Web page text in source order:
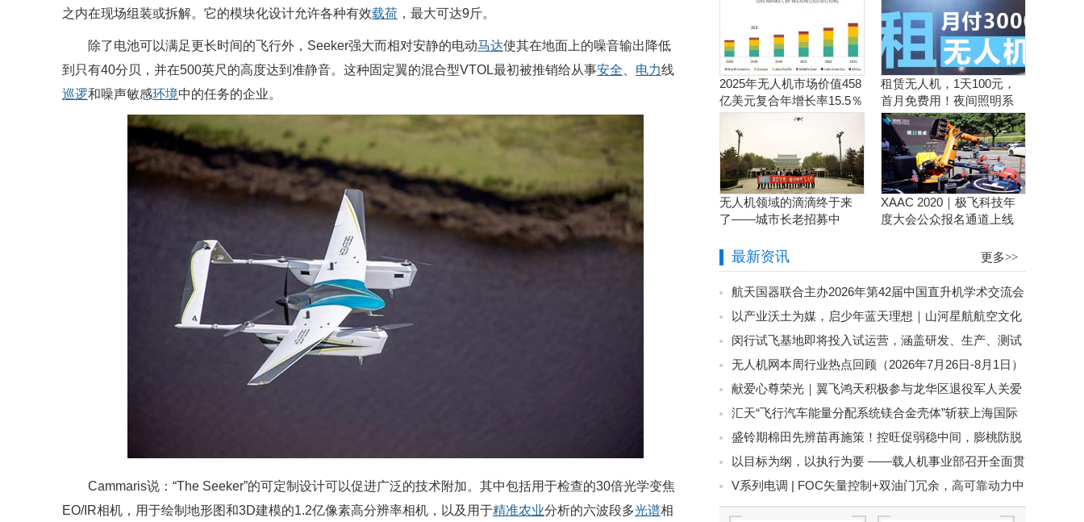
之内在现场组装或拆解。它的模块化设计允许各种有效载荷 ，最大可达9斤。
除了电池可以满足更长时间的飞行外，Seeker强大而相对安静的电动马达使其在地面上的噪音输出降低
到只有40分贝，并在500英尺的高度达到准静音。这种固定翼的混合型VTOL最初被推销给从事安全 电力线
巡逻和噪声敏感环境中的任务的企业。
Cammaris说：“The Seeker”的可定制设计可以促进广泛的技术附加。其中包括用于检查的30倍光学变焦
EO/IR相机，用于绘制地形图和3D建模的1.2亿像素高分辨率相机，以及用于精准农业分析的六波段多光谱相
2025年无人机市场价值458
亿美元复合年增长率15.5％
租赁无人机，1天100元，
首月免费用！夜间照明系
统施工、抢险、应急救援
利器！
无人机领域的滴滴终于来
了——城市长老招募中
XAAC 2020｜极飞科技年
度大会公众报名通道上线
最新资讯 更多>>
航天国器联合主办2026年第42届中国直升机学术交流会
以产业沃土为媒，启少年蓝天理想｜山河星航航空文化
体验进行中
闵行试飞基地即将投入试运营，涵盖研发、生产、测试
等全链条丨低空应用
无人机网本周行业热点回顾（2026年7月26日-8月1日）
献爱心尊荣光｜翼飞鸿天积极参与龙华区退役军人关爱
基金捐赠
汇天“飞行汽车能量分配系统镁合金壳体”斩获上海国际
压铸展金奖铸件荣誉
盛铃期棉田先辨苗再施策！控旺促弱稳中间，膨桃防脱
不跑偏
以目标为纲，以执行为要 ——载人机事业部召开全面贯
彻公司半年度会议精神暨重点工作攻坚部署会
V系列电调 | FOC矢量控制+双油门冗余，高可靠动力中
枢，赋能行业无人机稳定作业